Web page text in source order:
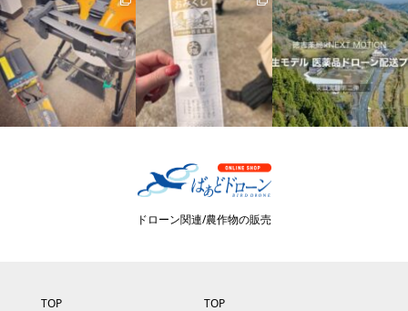
ドローン関連/農作物の販売
TOP TOP